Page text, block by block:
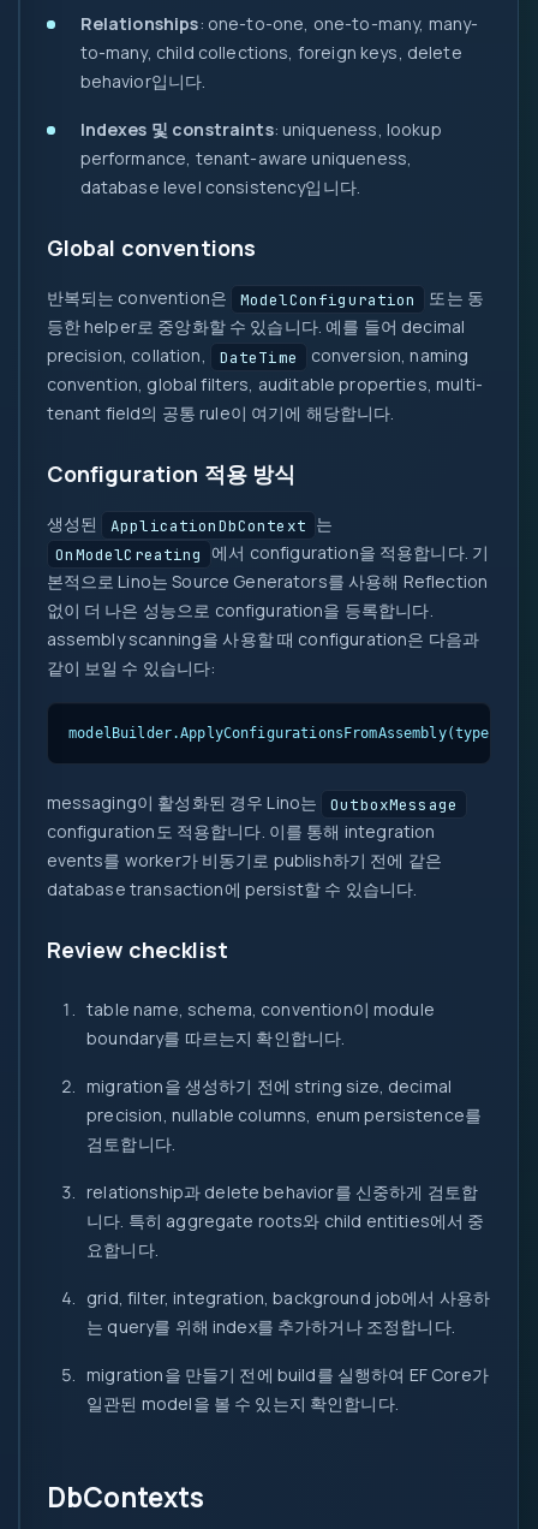
Relationships: one-to-one, one-to-many, many-
to-many, child collections, foreign keys, delete
behavior입니다.
Indexes 및 constraints: uniqueness, lookup
performance, tenant-aware uniqueness,
database level consistency입니다.
Global conventions
반복되는 convention은 ModelConfiguration
또는 동
등한 helper로 중앙화할 수 있습니다. 예를 들어 decimal
precision, collation,
DateTime
conversion, naming
convention, global filters, auditable properties, multi-
tenant field의 공통 rule이 여기에 해당합니다.
Configuration 적용 방식
생성된 ApplicationDbContext 는
OnModelCreating
에서 configuration을 적용합니다. 기
본적으로 Lino는 Source Generators를 사용해 Reflection
없이 더 나은 성능으로 configuration을 등록합니다.
assembly scanning을 사용할 때 configuration은 다음과
같이 보일 수 있습니다:
messaging이 활성화된 경우 Lino는 OutboxMessage
configuration도 적용합니다. 이를 통해 integration
events를 worker가 비동기로 publish하기 전에 같은
database transaction에 persist할 수 있습니다.
Review checklist
table name, schema, convention이 module
boundary를 따르는지 확인합니다.
migration을 생성하기 전에 string size, decimal
precision, nullable columns, enum persistence를
검토합니다.
relationship과 delete behavior를 신중하게 검토합
니다. 특히 aggregate roots와 child entities에서 중
요합니다.
grid, filter, integration, background job에서 사용하
는 query를 위해 index를 추가하거나 조정합니다.
migration을 만들기 전에 build를 실행하여 EF Core가
일관된 model을 볼 수 있는지 확인합니다.
DbContexts